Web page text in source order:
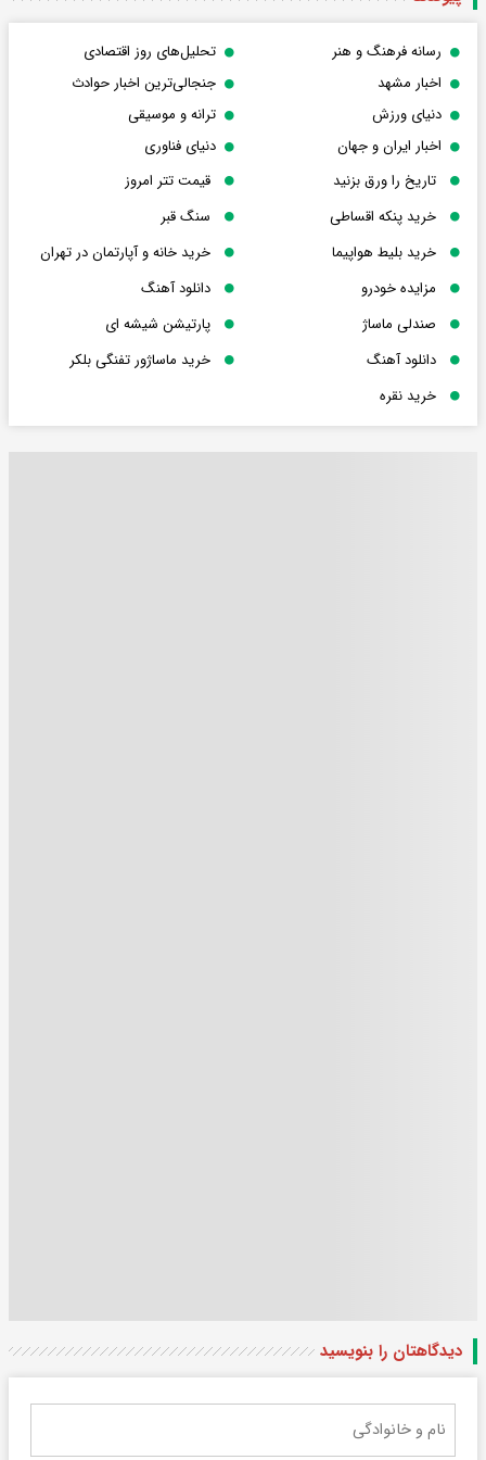
رسانه فرهنگ و هنر
تحلیل‌های روز اقتصادی
اخبار مشهد
جنجالی‌ترین اخبار حوادث
دنیای ورزش
ترانه و موسیقی
اخبار ایران و جهان
دنیای فناوری
تاریخ را ورق بزنید
قیمت تتر امروز
خرید پنکه اقساطی
سنگ قبر
خرید بلیط هواپیما
خرید خانه و آپارتمان در تهران
مزایده خودرو
دانلود آهنگ
صندلی ماساژ
پارتیشن شیشه ای
دانلود آهنگ
خرید ماساژور تفنگی بلکر
خرید نقره
دیدگاهتان را بنویسید